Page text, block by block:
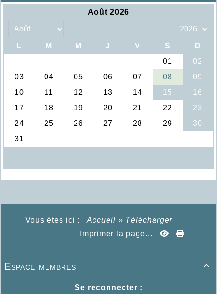
Vous êtes ici : Accueil » Télécharger
Imprimer la page...

Espace membres
Se reconnecter :